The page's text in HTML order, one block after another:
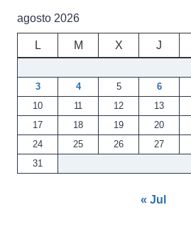
agosto 2026
L M X J
3
4 5 6
10
11 12 13
17
18 19 20
24
25 26 27
31
« Jul